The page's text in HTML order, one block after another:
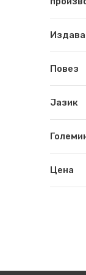
Повез
Јазик
Цена